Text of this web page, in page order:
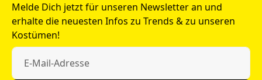
Melde Dich jetzt für unseren Newsletter an und
erhalte die neuesten Infos zu Trends & zu unseren
Kostümen!